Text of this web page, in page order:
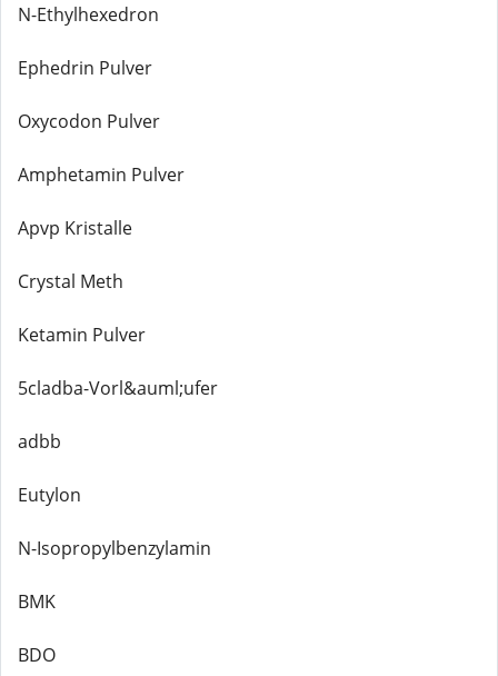
N-Ethylhexedron
Ephedrin Pulver
Oxycodon Pulver
Amphetamin Pulver
Apvp Kristalle
Crystal Meth
Ketamin Pulver
5cladba-Vorl&auml;ufer
adbb
Eutylon
N-Isopropylbenzylamin
BMK
BDO